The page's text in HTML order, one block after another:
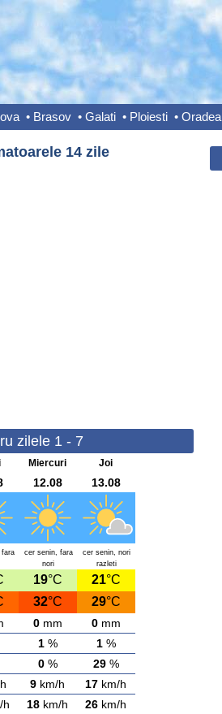
• Brasov • Galati • Ploiesti • Oradea
14 zile
zilele 1 - 7
Miercuri Joi
12.08 13.08
cer senin, fara
nori
cer senin, nori
razleti
19°C 21°C
32°C 29°C
0mm 0mm
1% 1%
0% 29%
9 km/h 17 km/h
h 18 km/h 26 km/h